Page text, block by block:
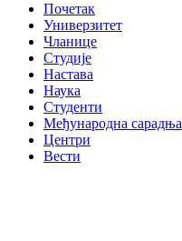
Почетак
Универзитет
Чланице
Студије
Настава
Наука
Студенти
Међународна сарадња
Центри
Вести